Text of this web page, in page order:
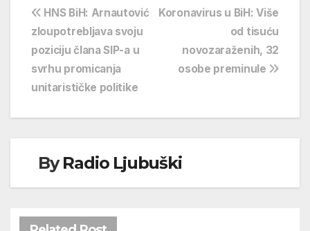
Navigacija
objava
Koronavirus u BiH: Više
od tisuću
novozaraženih, 32
osobe preminule
HNS BiH: Arnautović
zloupotrebljava svoju
poziciju člana SIP-a u
svrhu promicanja
unitarističke politike
ByRadio Ljubuški